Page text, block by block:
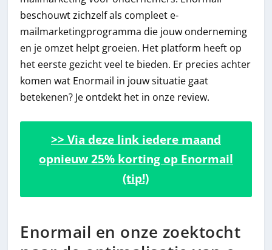
beschouwt zichzelf als compleet e-
mailmarketingprogramma die jouw onderneming
en je omzet helpt groeien. Het platform heeft op
het eerste gezicht veel te bieden. Er precies achter
komen wat Enormail in jouw situatie gaat
betekenen? Je ontdekt het in onze review.
>> Via deze link iedere maand
opnieuw 25% korting op Enormail
(tip!)
Enormail en onze zoektocht